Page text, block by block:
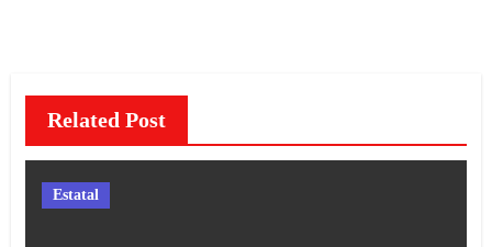
Related Post
Estatal